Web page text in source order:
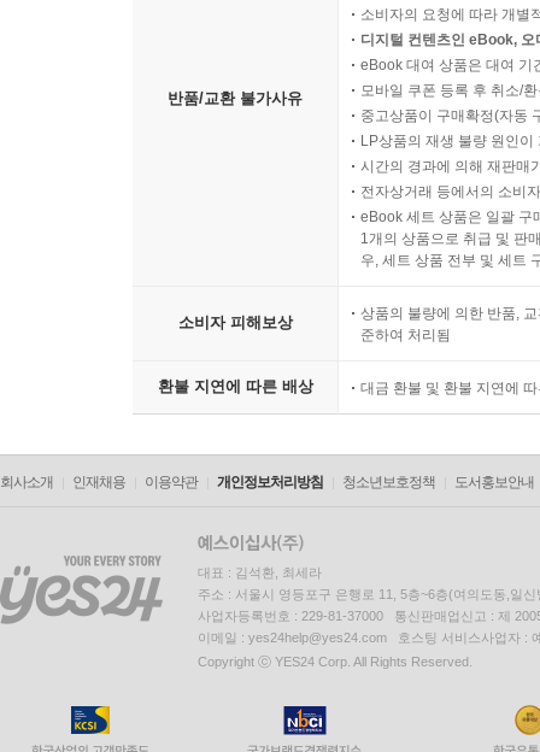
반품/교환 불가사유
소비자의 요청에 따라 개별
디지털 컨텐츠인 eBook,
eBook 대여 상품은 대여 기
모바일 쿠폰 등록 후 취소/
중고상품이 구매확정(자동
LP상품의 재생 불량 원인
시간의 경과에 의해 재판매
전자상거래 등에서의 소비
eBook 세트 상품은 일괄 구
1개의 상품으로 취급 및 판
우, 세트 상품 전부 및 세트
소비자 피해보상
상품의 불량에 의한 반품,
준하여 처리됨
환불 지연에 따른 배상 대금 환불 및 환불 지연에
회사소개 인재채용 이용약관 개인정보처리방침 청소년보호정책 도서홍보안내
대표 : 김석환, 최세라
주소 : 서울시 영등포구 은행로 11, 5층~6층(여의도동,일신
사업자등록번호 : 229-81-37000 통신판매업신고 : 제
이메일 : yes24help@yes24.com 호스팅 서비스사업자 :
Copyright ⓒ YES24 Corp. All Rights Reserved.